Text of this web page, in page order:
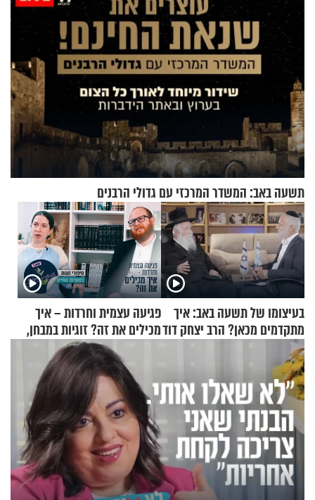
תשעה באב: המשדר המרכזי עם גדולי הרבנים
בעיצומו של תשעה באב: איך
מתקדמים מכאן? הרב יצחק דוד
גרוסמן בשיחה מיוחדת
פגיעה עצמית וחרדות – איך
מכילים את זה? זוגיות במבחן,
הפעם עם יהודית ואלתר כהן